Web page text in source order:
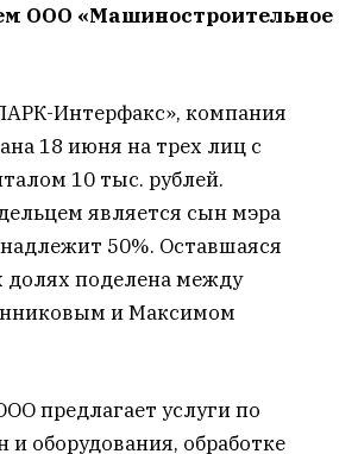
ООО «Машиностроительное
Интерфакс», компания
18 июня на трех лиц с
10 тыс. рублей.
является сын мэра
50%. Оставшаяся
долях поделена между
и Максимом
предлагает услуги по
оборудования, обработке